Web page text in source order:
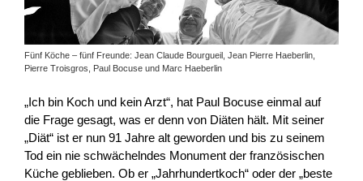
Fünf Köche – fünf Freunde: Jean Claude Bourgueil, Jean Pierre Haeberlin,
Pierre Troisgros, Paul Bocuse und Marc Haeberlin
„Ich bin Koch und kein Arzt“, hat Paul Bocuse einmal auf
die Frage gesagt, was er denn von Diäten hält. Mit seiner
„Diät“ ist er nun 91 Jahre alt geworden und bis zu seinem
Tod ein nie schwächelndes Monument der französischen
Küche geblieben. Ob er „Jahrhundertkoch“ oder der „beste